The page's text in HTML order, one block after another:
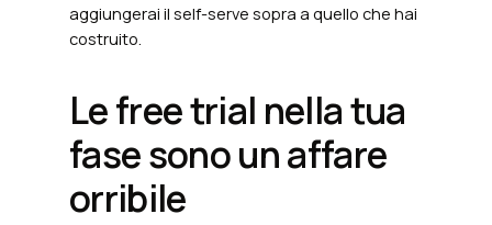
aggiungerai il self-serve sopra a quello che hai
costruito.
Le free trial nella tua
fase sono un affare
orribile